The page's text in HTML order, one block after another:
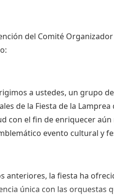
del Comité
a ustedes, un grupo
de la Fiesta de la
con el fin de enriquecer
evento cultural y
anteriores, la fiesta ha
única con las orquestas